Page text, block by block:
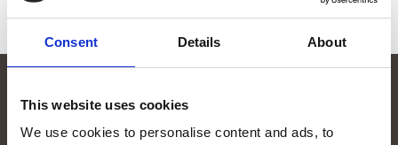
Consent Details About
This website uses cookies
We use cookies to personalise content and ads, to